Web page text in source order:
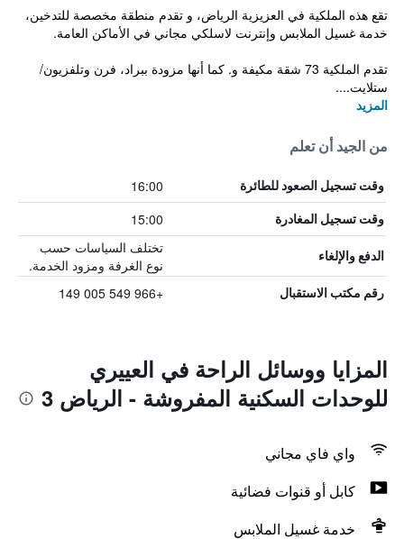
تقع هذه الملكية في العزيزية الرياض، و تقدم منطقة مخصصة للتدخين،
خدمة غسيل الملابس وإنترنت لاسلكي مجاني في الأماكن العامة.
تقدم الملكية 73 شقة مكيفة و. كما أنها مزودة ببراد، فرن وتلفزيون/
ستلايت....
المزيد
من الجيد أن تعلم
وقت تسجيل الصعود للطائرة 16:00
وقت تسجيل المغادرة 15:00
الدفع والإلغاء
تختلف السياسات حسب
نوع الغرفة ومزود الخدمة.
رقم مكتب الاستقبال +966 549 005 149
المزايا ووسائل الراحة في العييري
للوحدات السكنية المفروشة - الرياض 3
واي فاي مجاني
كابل أو قنوات فضائية
خدمة غسيل الملابس